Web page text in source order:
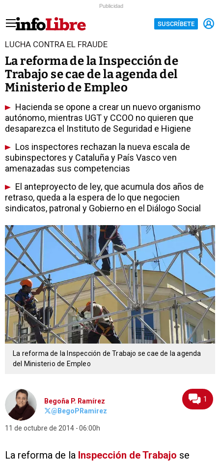
Publicidad
SUSCRÍBETE
LUCHA CONTRA EL FRAUDE
La reforma de la Inspección de
Trabajo se cae de la agenda del
Ministerio de Empleo
Hacienda se opone a crear un nuevo organismo
autónomo, mientras UGT y CCOO no quieren que
desaparezca el Instituto de Seguridad e Higiene
Los inspectores rechazan la nueva escala de
subinspectores y Cataluña y País Vasco ven
amenazadas sus competencias
El anteproyecto de ley, que acumula dos años de
retraso, queda a la espera de lo que negocien
sindicatos, patronal y Gobierno en el Diálogo Social
La reforma de la Inspección de Trabajo se cae de la agenda
del Ministerio de Empleo
Begoña P. Ramírez
@BegoPRamirez
11 de octubre de 2014 06:00h
1
La reforma de la Inspección de Trabajo se